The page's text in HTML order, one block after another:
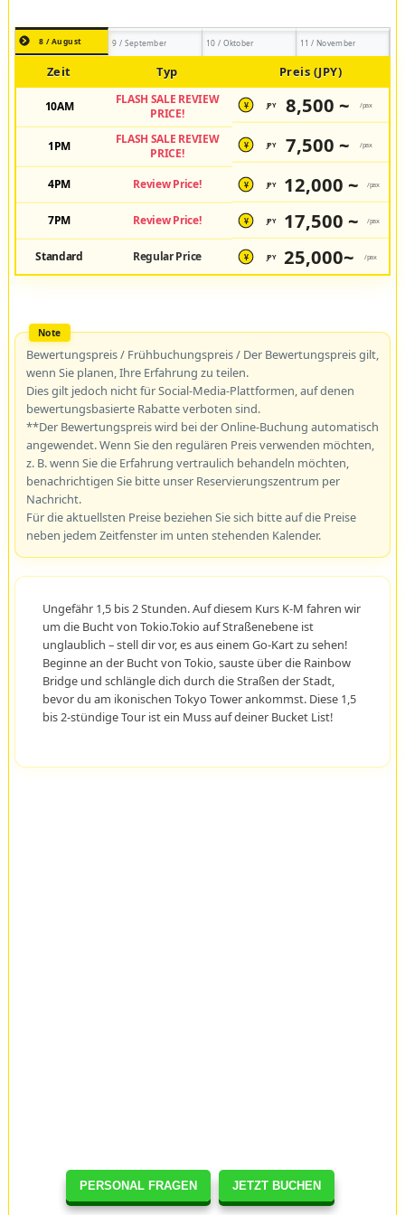
PERSONAL FRAGEN JETZT BUCHEN
8 / August 9 / September 10 / Oktober 11 / November
Zeit Typ Preis (JPY)
10AM
FLASH SALE REVIEW
PRICE!
¥ JPY 8,500 ~ /pax
1PM
FLASH SALE REVIEW
PRICE!
¥ JPY 7,500 ~ /pax
4PM Review Price! ¥ JPY 12,000 ~ /pax
7PM Review Price! ¥ JPY 17,500 ~ /pax
Standard Regular Price ¥ JPY 25,000~ /pax
Bewertungspreis / Frühbuchungspreis / Der Bewertungspreis gilt,
wenn Sie planen, Ihre Erfahrung zu teilen.
Dies gilt jedoch nicht für Social-Media-Plattformen, auf denen
bewertungsbasierte Rabatte verboten sind.
**Der Bewertungspreis wird bei der Online-Buchung automatisch
angewendet. Wenn Sie den regulären Preis verwenden möchten,
z. B. wenn Sie die Erfahrung vertraulich behandeln möchten,
benachrichtigen Sie bitte unser Reservierungszentrum per
Nachricht.
Für die aktuellsten Preise beziehen Sie sich bitte auf die Preise
neben jedem Zeitfenster im unten stehenden Kalender.
Ungefähr 1,5 bis 2 Stunden. Auf diesem Kurs K-M fahren wir
um die Bucht von Tokio.Tokio auf Straßenebene ist
unglaublich – stell dir vor, es aus einem Go-Kart zu sehen!
Beginne an der Bucht von Tokio, sauste über die Rainbow
Bridge und schlängle dich durch die Straßen der Stadt,
bevor du am ikonischen Tokyo Tower ankommst. Diese 1,5
bis 2-stündige Tour ist ein Muss auf deiner Bucket List!